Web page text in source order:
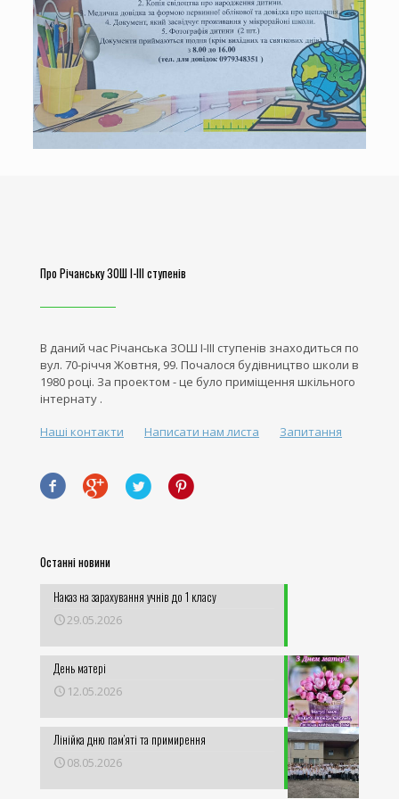
Про Річанську ЗОШ І-ІІІ ступенів
В даний час Річанська ЗОШ І-ІІІ ступенів знаходиться по
вул. 70-річчя Жовтня, 99. Почалося будівництво школи в
1980 році. За проектом - це було приміщення шкільного
інтернату .
Наші контакти Написати нам листа Запитання
Останні новини
Наказ на зарахування учнів до 1 класу
29.05.2026
День матері
12.05.2026
Лінійка дню пам’яті та примирення
08.05.2026